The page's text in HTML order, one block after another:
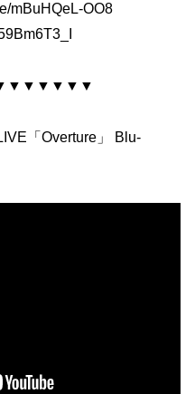
mBuHQeL-OO8
「Overture」 Blu-